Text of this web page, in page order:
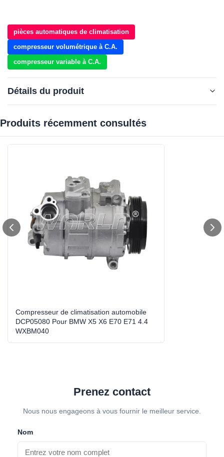
pièces automatiques de climatisation
compresseur volumétrique à C.A.
compresseur variable à C.A.
Détails du produit
Car Make: Pour la BMW X5 X6 E70 E71 4.4
Voltage:
Compressor Type:
OEM No.:
DCP05080/9195978/9154071 Les personnes
physiques et morales concernées
Product Name: Le numéro de série WXBM040
Produits récemment consultés‌
Compresseur de climatisation automobile
DCP05080 Pour BMW X5 X6 E70 E71 4.4
WXBM040
Prenez contact
Nous nous engageons à vous fournir le meilleur service.
Nom